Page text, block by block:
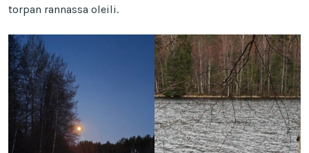
torpan rannassa oleili.